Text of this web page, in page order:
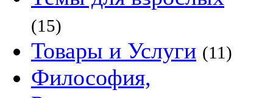
(15)
Товары и Услуги (11)
Философия,